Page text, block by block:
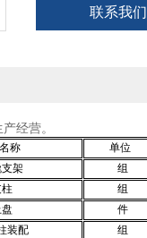
联系我们
经营。
称 单位
支架
组
组
件
装配 组